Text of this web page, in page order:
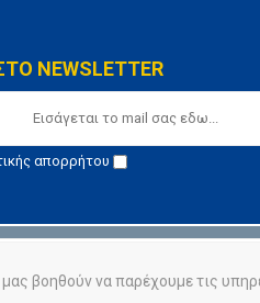
NEWSLETTER
απορρήτου
βοηθούν να παρέχουμε τις